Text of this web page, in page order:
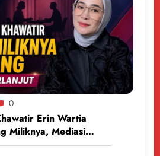
0
Erin Wartia
Miliknya, Mediasi